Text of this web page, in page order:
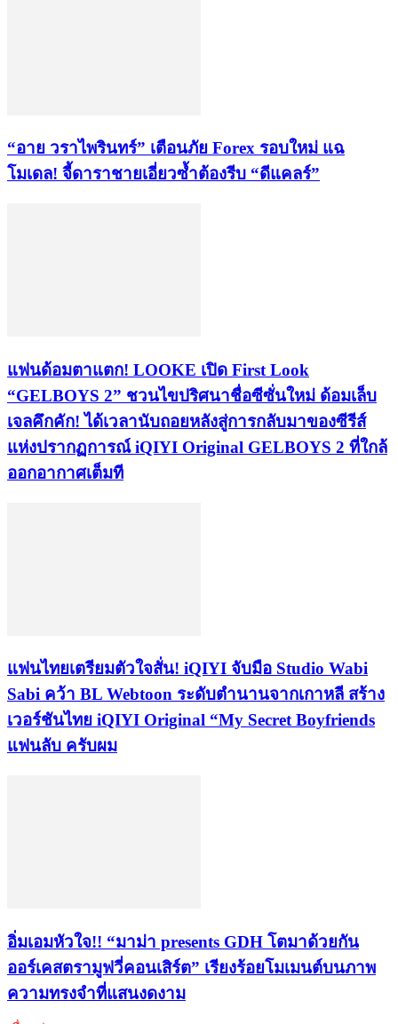
​“อาย วราไพรินทร์” เตือนภัย Forex รอบใหม่ แฉ
โมเดล! จี้ดาราชายเอี่ยวซ้ำต้องรีบ “ดีแคลร์”
แฟนด้อมตาแตก! LOOKE เปิด First Look
“GELBOYS 2” ชวนไขปริศนาชื่อซีซั่นใหม่ ด้อมเล็บ
เจลคึกคัก! ได้เวลานับถอยหลังสู่การกลับมาของซีรีส์
แห่งปรากฏการณ์ iQIYI Original GELBOYS 2 ที่ใกล้
ออกอากาศเต็มที
แฟนไทยเตรียมตัวใจสั่น! iQIYI จับมือ Studio Wabi
Sabi คว้า BL Webtoon ระดับตำนานจากเกาหลี สร้าง
เวอร์ชันไทย iQIYI Original “My Secret Boyfriends
แฟนลับ ครับผม
อิ่มเอมหัวใจ!! “มาม่า presents GDH โตมาด้วยกัน
ออร์เคสตรามูฟวี่คอนเสิร์ต” เรียงร้อยโมเมนต์บนภาพ
ความทรงจำที่แสนงดงาม